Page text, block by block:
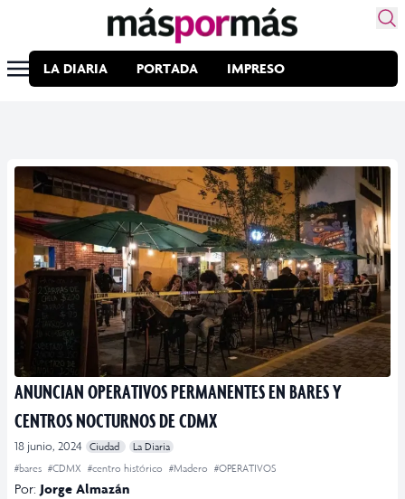
LA DIARIA PORTADA IMPRESO
ANUNCIAN OPERATIVOS PERMANENTES EN BARES Y
CENTROS NOCTURNOS DE CDMX
18 junio, 2024 Ciudad
La Diaria
#bares #CDMX #centro histórico #Madero #OPERATIVOS
Por: Jorge Almazán